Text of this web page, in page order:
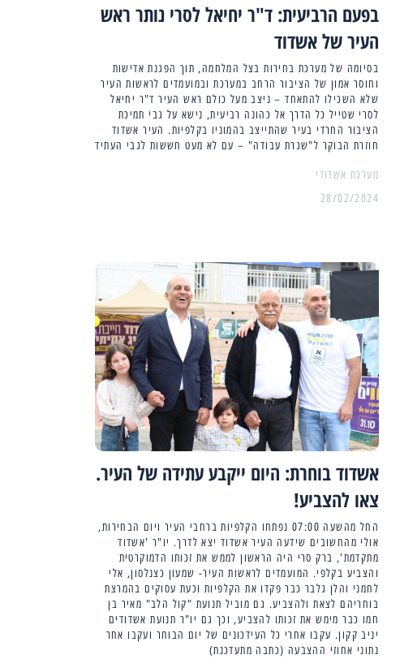
בפעם הרביעית: ד"ר יחיאל לסרי נותר ראש
העיר של אשדוד
בסיומה של מערכת בחירות בצל המלחמה, תוך הפגנת אדישות
וחוסר אמון של הציבור הרחב במערכת ובמועמדים לראשות העיר
שלא השכילו להתאחד – ניצב מעל כולם ראש העיר ד"ר יחיאל
לסרי שטייל כל הדרך אל כהונה רביעית, נישא על גבי תמיכת
הציבור החרדי בעיר שהתייצב בהמוניו בקלפיות. העיר אשדוד
חוזרת הבוקר ל"שגרת עבודה" – עם לא מעט חששות לגבי העתיד
מערכת אשדודי
28/02/2024
אשדוד בוחרת: היום ייקבע עתידה של העיר.
צאו להצביע!
החל מהשעה 07:00 נפתחו הקלפיות ברחבי העיר ויום הבחירות,
אולי מהחשובים שידעה העיר אשדוד יצא לדרך. יו"ר 'אשדוד
מתקדמת', ברק סרי היה הראשון לממש את זכותו הדמוקרטית
והצביע בקלפי. המועמדים לראשות העיר- שמעון כצנלסון, אלי
לחמני והלן גלבר כבר פקדו את הקלפיות וכעת עסוקים בהמרצת
בוחריהם לצאת ולהצביע. גם מוביל תנועת "קול הלב" מאיר בן
חמו כבר מימש את זכותו להצביע, וכך גם יו"ר תנועת אשדודים
יניב קקון. עקבו אחרי כל העידכונים של יום הבוחר ועקבו אחר
נתוני אחוזי ההצבעה (כתבה מתעדכנת)